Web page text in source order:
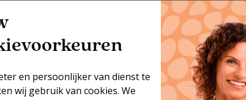
en persoonlijker van dienst te
wij gebruik van cookies. We
eetpatroon en
houden we het in balans.
resultaat heb je bereikt!
een nieuwe levensstijl